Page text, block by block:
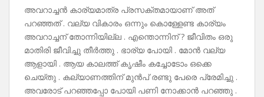
അവറാച്ചൻ കാര്യമാത്ര പ്രസക്തമായാണ് അത്
പറഞ്ഞത് . വല്യ വികാരം ഒന്നും കൊള്ളേണ്ട കാര്യം
അവറാച്ചന് തോന്നിയില്ല . എന്തൊന്നിന് ? ജീവിതം ഒരു
മാതിരി ജീവിച്ചു തീർത്തു . ഭാര്യ പോയി . മോൻ വല്യ
ആളായി . ആയ കാലത്ത് കൃഷീം കച്ചോടോം ഒക്കെ
ചെയ്തു . കല്യാണത്തിന് മുൻപ് രണ്ടു പേരെ പ്രേമിച്ചു .
അവരോട് പറഞ്ഞപ്പോ പോയി പണി നോക്കാൻ പറഞ്ഞു .